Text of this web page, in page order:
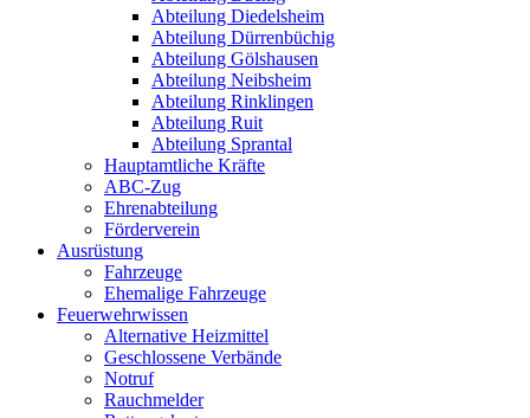
Abteilung Diedelsheim
Abteilung Dürrenbüchig
Abteilung Gölshausen
Abteilung Neibsheim
Abteilung Rinklingen
Abteilung Ruit
Abteilung Sprantal
Hauptamtliche Kräfte
ABC-Zug
Ehrenabteilung
Förderverein
Ausrüstung
Fahrzeuge
Ehemalige Fahrzeuge
Feuerwehrwissen
Alternative Heizmittel
Geschlossene Verbände
Notruf
Rauchmelder